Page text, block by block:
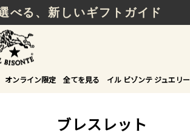
べる、新しいギフトガイド
オンライン限定 全てを見る イル ビゾンテ ジュエリー
ブレスレット